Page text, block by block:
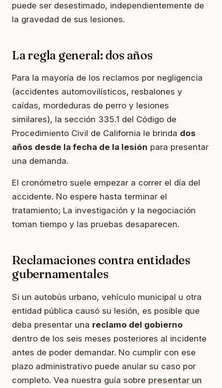
puede ser desestimado, independientemente de
la gravedad de sus lesiones.
La regla general: dos años
Para la mayoría de los reclamos por negligencia
(accidentes automovilísticos, resbalones y
caídas, mordeduras de perro y lesiones
similares), la sección 335.1 del Código de
Procedimiento Civil de California le brinda dos
años desde la fecha de la lesión para presentar
una demanda.
El cronómetro suele empezar a correr el día del
accidente. No espere hasta terminar el
tratamiento; La investigación y la negociación
toman tiempo y las pruebas desaparecen.
Reclamaciones contra entidades
gubernamentales
Si un autobús urbano, vehículo municipal u otra
entidad pública causó su lesión, es posible que
deba presentar una reclamo del gobierno
dentro de los seis meses posteriores al incidente
antes de poder demandar. No cumplir con ese
plazo administrativo puede anular su caso por
completo. Vea nuestra guía sobre presentar un